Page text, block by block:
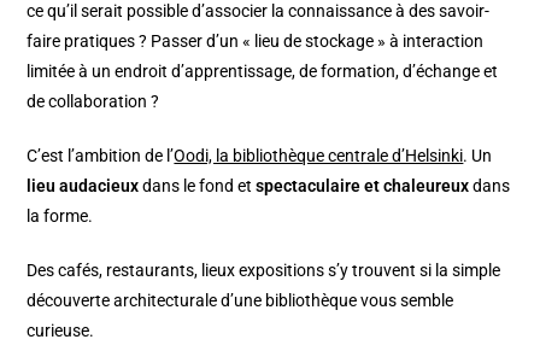
ce qu’il serait possible d’associer la connaissance à des savoir-
faire pratiques ? Passer d’un « lieu de stockage » à interaction
limitée à un endroit d’apprentissage, de formation, d’échange et
de collaboration ?
C’est l’ambition de l’Oodi, la bibliothèque centrale d’Helsinki. Un
lieu audacieuxdans le fond etspectaculaire et chaleureuxdans
la forme.
Des cafés, restaurants, lieux expositions s’y trouvent si la simple
découverte architecturale d’une bibliothèque vous semble
curieuse.